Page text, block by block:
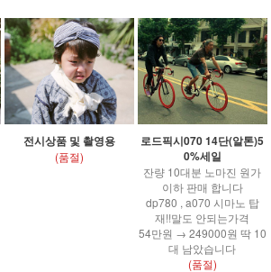
전시상품 및 촬영용
(품절)
로드픽시070 14단(알톤)5
0%세일
잔량 10대분 노마진 원가
이하 판매 합니다
dp780 , a070 시마노 탑
재!!말도 안되는가격
54만원 → 249000원 딱 10
대 남았습니다
(품절)